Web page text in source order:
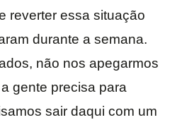
reverter essa situação
durante a semana.
não nos apegarmos
gente precisa para
sair daqui com um